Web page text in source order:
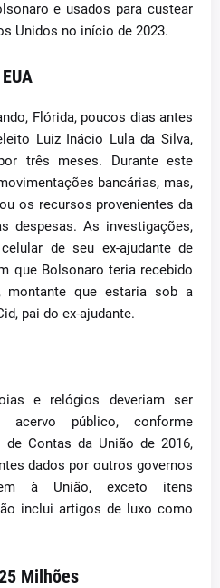
e usados para custear
Unidos no início de 2023.
Flórida, poucos dias antes
Luiz Inácio Lula da Silva,
três meses. Durante este
bancárias, mas,
os recursos provenientes da
despesas. As investigações,
de seu ex-ajudante de
que Bolsonaro teria recebido
montante que estaria sob a
pai do ex-ajudante.
e relógios deveriam ser
acervo público, conforme
de Contas da União de 2016,
dados por outros governos
à União, exceto itens
inclui artigos de luxo como
Milhões